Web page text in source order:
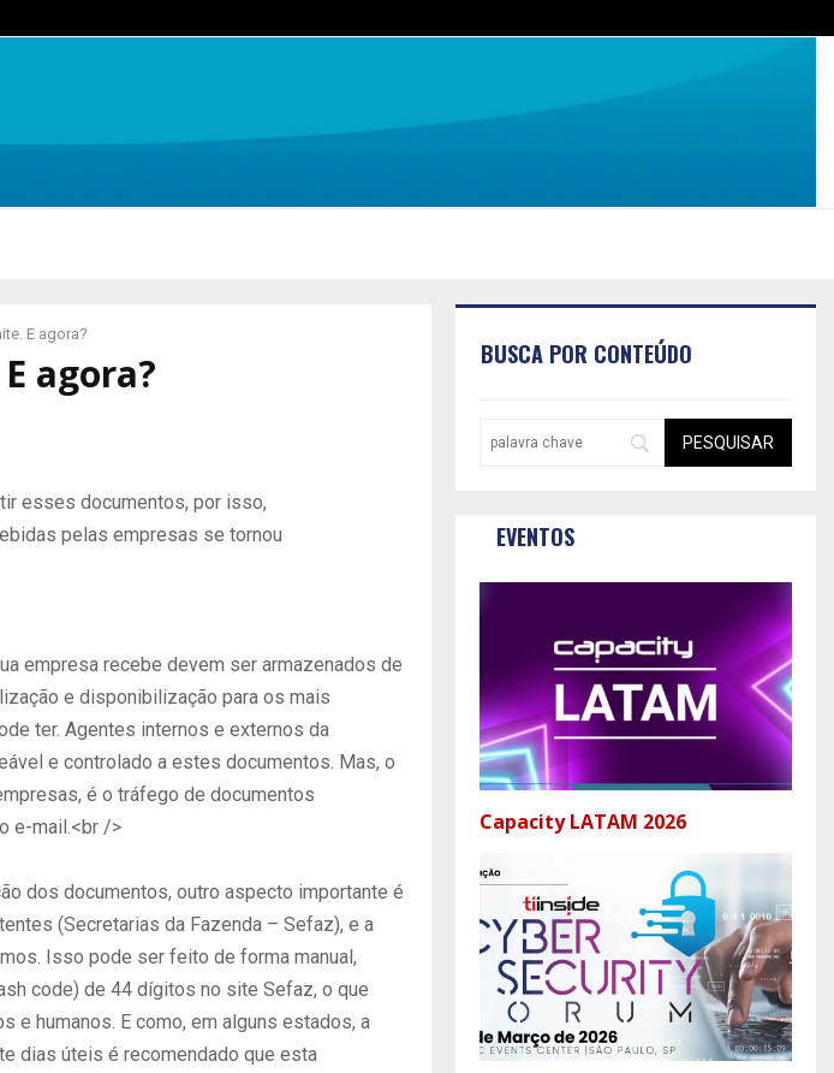
E agora?
agora?
esses documentos, por isso,
pelas empresas se tornou
empresa recebe devem ser armazenados de
e disponibilização para os mais
ter. Agentes internos e externos da
e controlado a estes documentos. Mas, o
é o tráfego de documentos
e-mail.<br />
dos documentos, outro aspecto importante é
(Secretarias da Fazenda – Sefaz), e a
Isso pode ser feito de forma manual,
code) de 44 dígitos no site Sefaz, o que
e humanos. E como, em alguns estados, a
dias úteis é recomendado que esta
BUSCA POR CONTEÚDO
EVENTOS
Capacity LATAM 2026